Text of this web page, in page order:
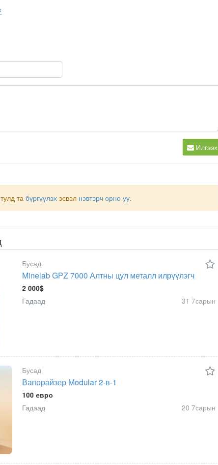
Илгээх
та бүргүүлэх эсвэл нэвтэрч орно уу.
Бусад
Minelab GPZ 7000 Алтны цул металл илрүүлэгч
2 000$
Гадаад
31 7сарын
Бусад
Вапорайзер Modular 2-в-1
100 евро
Гадаад
20 7сарын